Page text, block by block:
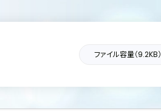
ファイル容量（9.2KB）